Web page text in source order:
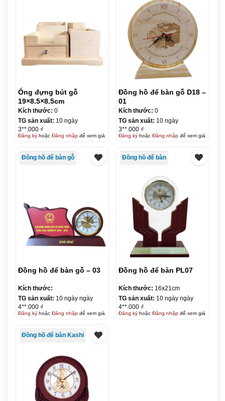
Ống đựng bút gỗ
19×8.5×8.5cm
Kích thước: 0
TG sản xuất: 10 ngày
3**.000 ₫
Đăng kýhoặc Đăng nhậpđể xem giá
Đồng hồ để bàn gỗ D18 –
01
Kích thước: 0
TG sản xuất: 10 ngày
3**.000 ₫
Đăng kýhoặc Đăng nhậpđể xem giá
Đồng hồ để bàn gỗ
Đồng hồ để bàn gỗ – 03
Kích thước:
TG sản xuất: 10 ngày ngày
4**.000 ₫
Đăng kýhoặc Đăng nhậpđể xem giá
Đồng hồ để bàn
Đồng hồ để bàn PL07
Kích thước: 16x21cm
TG sản xuất: 10 ngày ngày
4**.000 ₫
Đăng kýhoặc Đăng nhậpđể xem giá
Đồng hồ để bàn Kashi